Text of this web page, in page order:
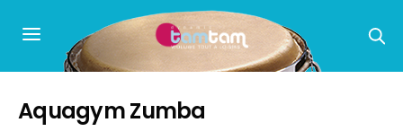
Aquagym Zumba